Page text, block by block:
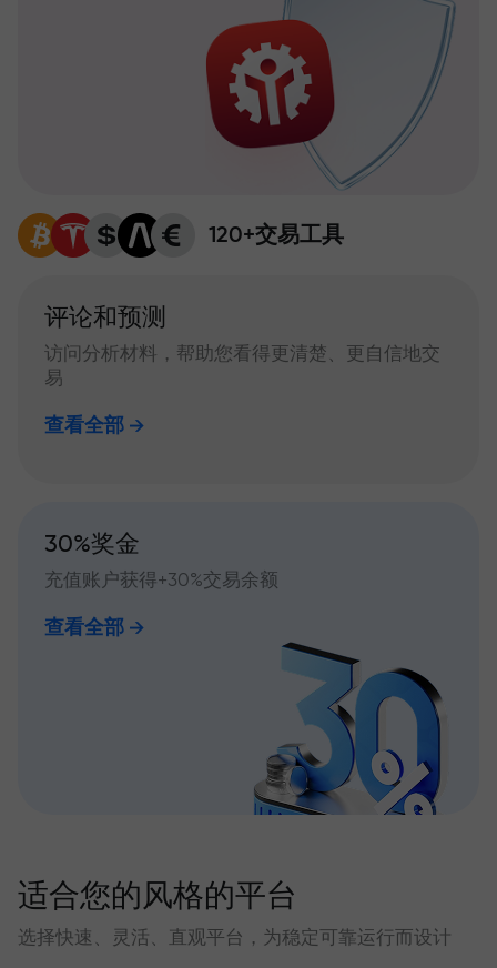
120+交易工具
评论和预测
访问分析材料，帮助您看得更清楚、更自信地交
易
查看全部
30%奖金
充值账户获得+30%交易余额
查看全部
适合您的风格的平台
选择快速、灵活、直观平台，为稳定可靠运行而设计